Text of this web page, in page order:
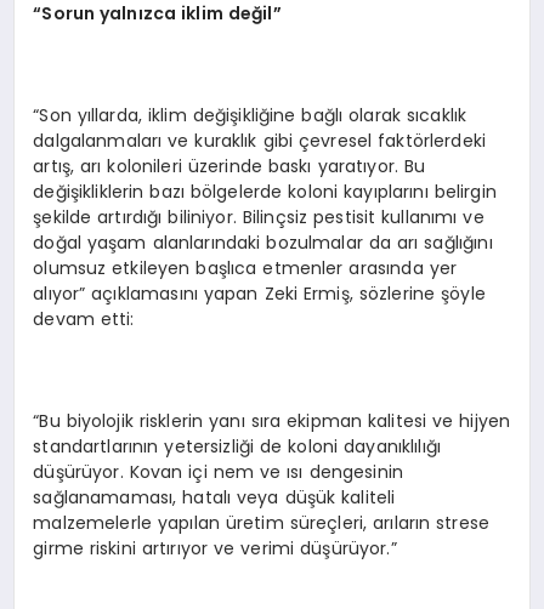
“Sorun yalnızca iklim değil”
“Son yıllarda, iklim değişikliğine bağlı olarak sıcaklık
dalgalanmaları ve kuraklık gibi çevresel faktörlerdeki
artış, arı kolonileri üzerinde baskı yaratıyor. Bu
değişikliklerin bazı bölgelerde koloni kayıplarını belirgin
şekilde artırdığı biliniyor. Bilinçsiz pestisit kullanımı ve
doğal yaşam alanlarındaki bozulmalar da arı sağlığını
olumsuz etkileyen başlıca etmenler arasında yer
alıyor” açıklamasını yapan Zeki Ermiş, sözlerine şöyle
devam etti:
“Bu biyolojik risklerin yanı sıra ekipman kalitesi ve hijyen
standartlarının yetersizliği de koloni dayanıklılığı
düşürüyor. Kovan içi nem ve ısı dengesinin
sağlanamaması, hatalı veya düşük kaliteli
malzemelerle yapılan üretim süreçleri, arıların strese
girme riskini artırıyor ve verimi düşürüyor.”